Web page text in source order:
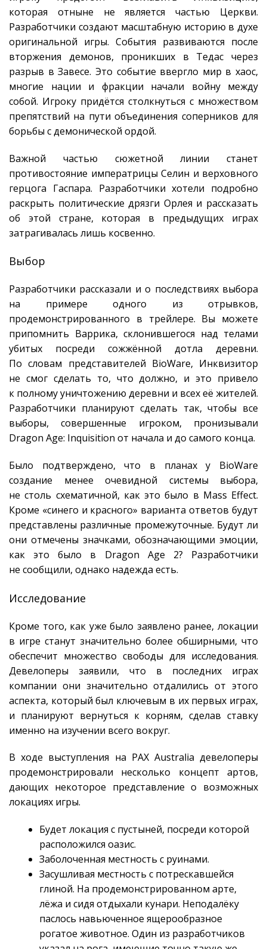
которая отныне не является частью Церкви.
Разработчики создают масштабную историю в духе
оригинальной игры. События развиваются после
вторжения демонов, проникших в Тедас через
разрыв в Завесе. Это событие ввергло мир в хаос,
многие нации и фракции начали войну между
собой. Игроку придётся столкнуться с множеством
препятствий на пути объединения соперников для
борьбы с демонической ордой.
Важной частью сюжетной линии станет
противостояние императрицы Селин и верховного
герцога Гаспара. Разработчики хотели подробно
раскрыть политические дрязги Орлея и рассказать
об этой стране, которая в предыдущих играх
затрагивалась лишь косвенно.
Выбор
Разработчики рассказали и о последствиях выбора
на примере одного из отрывков,
продемонстрированного в трейлере. Вы можете
припомнить Варрика, склонившегося над телами
убитых посреди сожжённой дотла деревни.
По словам представителей BioWare, Инквизитор
не смог сделать то, что должно, и это привело
к полному уничтожению деревни и всех её жителей.
Разработчики планируют сделать так, чтобы все
выборы, совершенные игроком, пронизывали
Dragon Age: Inquisition от начала и до самого конца.
Было подтверждено, что в планах у BioWare
создание менее очевидной системы выбора,
не столь схематичной, как это было в Mass Effect.
Кроме «синего и красного» варианта ответов будут
представлены различные промежуточные. Будут ли
они отмечены значками, обозначающими эмоции,
как это было в Dragon Age 2? Разработчики
не сообщили, однако надежда есть.
Исследование
Кроме того, как уже было заявлено ранее, локации
в игре станут значительно более обширными, что
обеспечит множество свободы для исследования.
Девелоперы заявили, что в последних играх
компании они значительно отдалились от этого
аспекта, который был ключевым в их первых играх,
и планируют вернуться к корням, сделав ставку
именно на изучении всего вокруг.
В ходе выступления на PAX Australia девелоперы
продемонстрировали несколько концепт артов,
дающих некоторое представление о возможных
локациях игры.
Будет локация с пустыней, посреди которой
расположился оазис.
Заболоченная местность с руинами.
Засушливая местность с потрескавшейся
глиной. На продемонстрированном арте,
лёжа и сидя отдыхали кунари. Неподалёку
паслось навьюченное ящерообразное
рогатое животное. Один из разработчиков